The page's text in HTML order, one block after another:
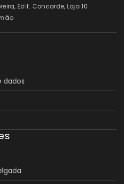
Edif. Concorde, Loja 10
dados